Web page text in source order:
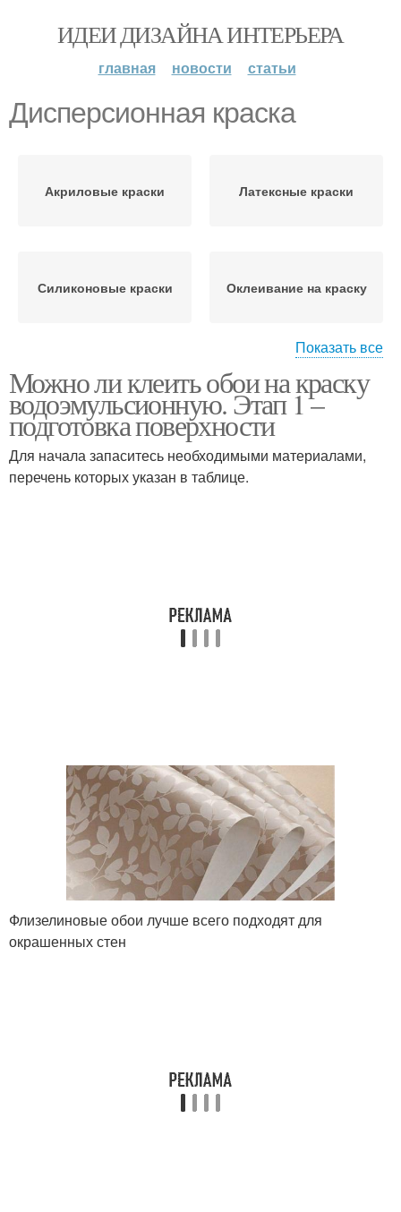
ИДЕИ ДИЗАЙНА ИНТЕРЬЕРА
главная новости статьи
Дисперсионная краска
Акриловые краски Латексные краски
Силиконовые краски Оклеивание на краску
краска
Обои на краску
Эмульсионные краски
Обои на
водоэмульсионную
Показать все
Можно ли клеить обои на краску
водоэмульсионную. Этап 1 –
подготовка поверхности
Для начала запаситесь необходимыми материалами,
перечень которых указан в таблице.
Флизелиновые обои лучше всего подходят для
окрашенных стен